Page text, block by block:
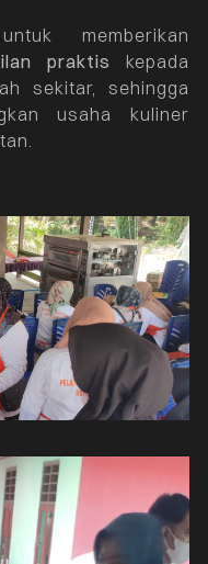
memberikan
praktis kepada
sekitar, sehingga
usaha kuliner